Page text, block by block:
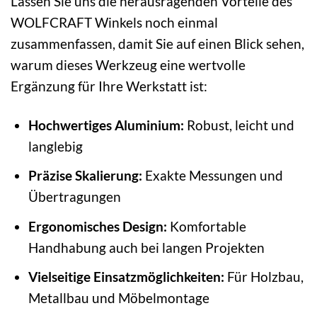
WOLFCRAFT Winkels noch einmal
zusammenfassen, damit Sie auf einen Blick sehen,
warum dieses Werkzeug eine wertvolle
Ergänzung für Ihre Werkstatt ist:
Hochwertiges Aluminium: Robust, leicht und
langlebig
Präzise Skalierung: Exakte Messungen und
Übertragungen
Ergonomisches Design: Komfortable
Handhabung auch bei langen Projekten
Vielseitige Einsatzmöglichkeiten: Für Holzbau,
Metallbau und Möbelmontage